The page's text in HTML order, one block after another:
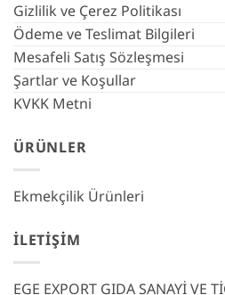
Gizlilik ve Çerez Politikası
Ödeme ve Teslimat Bilgileri
Mesafeli Satış Sözleşmesi
Şartlar ve Koşullar
KVKK Metni
ÜRÜNLER
Ekmekçilik Ürünleri
İLETIŞIM
EGE EXPORT GIDA SANAYİ VE